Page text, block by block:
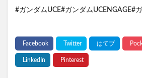
#ガンダムUCE#ガンダムUCENGAGE#